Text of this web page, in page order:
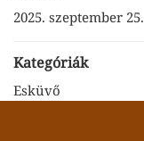
2025. szeptember 25.
Kategóriák
Esküvő